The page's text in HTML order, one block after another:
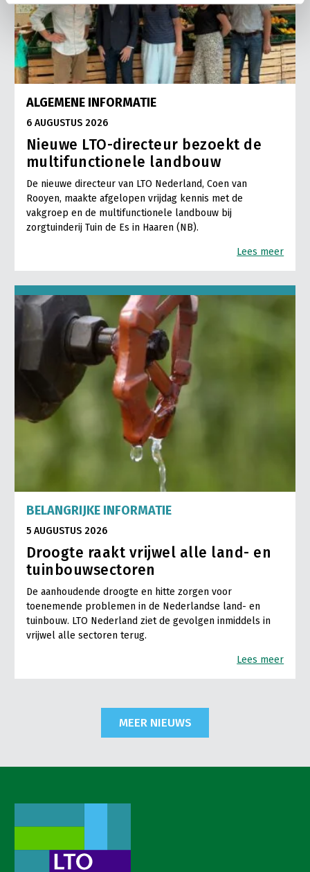
ALGEMENE INFORMATIE
6 AUGUSTUS 2026
Nieuwe LTO-directeur bezoekt de
multifunctionele landbouw
De nieuwe directeur van LTO Nederland, Coen van
Rooyen, maakte afgelopen vrijdag kennis met de
vakgroep en de multifunctionele landbouw bij
zorgtuinderij Tuin de Es in Haaren (NB).
Lees meer
BELANGRIJKE INFORMATIE
5 AUGUSTUS 2026
Droogte raakt vrijwel alle land- en
tuinbouwsectoren
De aanhoudende droogte en hitte zorgen voor
toenemende problemen in de Nederlandse land- en
tuinbouw. LTO Nederland ziet de gevolgen inmiddels in
vrijwel alle sectoren terug.
Lees meer
MEER NIEUWS